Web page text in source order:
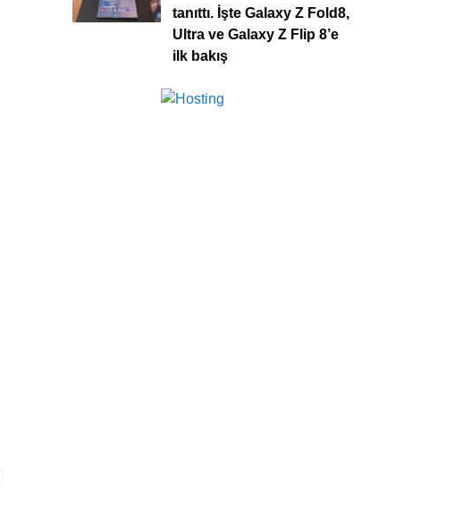
tanıttı. İşte Galaxy Z Fold8,
Ultra ve Galaxy Z Flip 8’e
ilk bakış